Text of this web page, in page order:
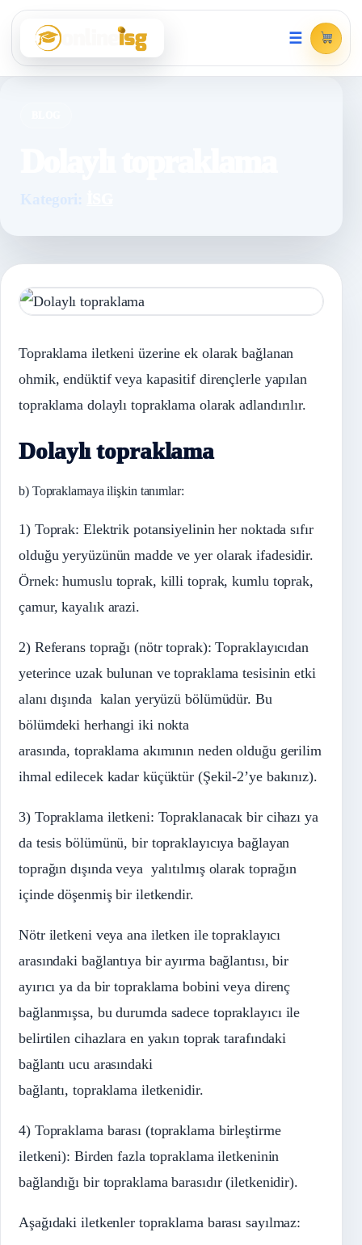
☰
Kategori:
Topraklama iletkeni üzerine ek olarak bağlanan
ohmik, endüktif veya kapasitif dirençlerle yapılan
topraklama dolaylı topraklama olarak adlandırılır.
Dolaylı topraklama
b) Topraklamaya ilişkin tanımlar:
1) Toprak: Elektrik potansiyelinin her noktada sıfır
olduğu yeryüzünün madde ve yer olarak ifadesidir.
Örnek: humuslu toprak, killi toprak, kumlu toprak,
çamur, kayalık arazi.
2) Referans toprağı (nötr toprak): Topraklayıcıdan
yeterince uzak bulunan ve topraklama tesisinin etki
alanı dışında kalan yeryüzü bölümüdür. Bu
bölümdeki herhangi iki nokta
arasında, topraklama akımının neden olduğu gerilim
ihmal edilecek kadar küçüktür (Şekil-2’ye bakınız).
3) Topraklama iletkeni: Topraklanacak bir cihazı ya
da tesis bölümünü, bir topraklayıcıya bağlayan
toprağın dışında veya yalıtılmış olarak toprağın
içinde döşenmiş bir iletkendir.
Nötr iletkeni veya ana iletken ile topraklayıcı
arasındaki bağlantıya bir ayırma bağlantısı, bir
ayırıcı ya da bir topraklama bobini veya direnç
bağlanmışsa, bu durumda sadece topraklayıcı ile
belirtilen cihazlara en yakın toprak tarafındaki
bağlantı ucu arasındaki
bağlantı, topraklama iletkenidir.
4) Topraklama barası (topraklama birleştirme
iletkeni): Birden fazla topraklama iletkeninin
bağlandığı bir topraklama barasıdır (iletkenidir).
Aşağıdaki iletkenler topraklama barası sayılmaz: